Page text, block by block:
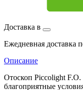
Доставка в
Ежедневная доставка
Описание
Отоскоп Piccolight F.O.
благоприятные